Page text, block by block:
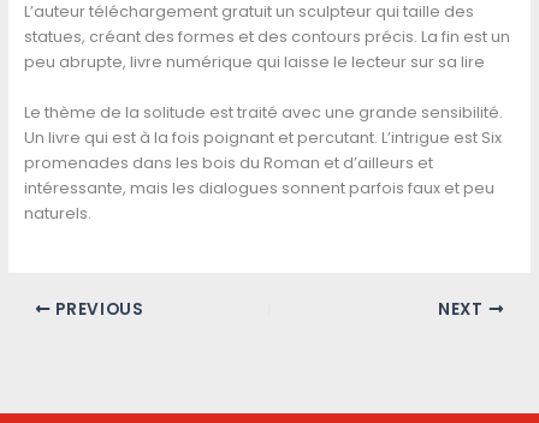
L’auteur téléchargement gratuit un sculpteur qui taille des
statues, créant des formes et des contours précis. La fin est un
peu abrupte, livre numérique qui laisse le lecteur sur sa lire
Le thème de la solitude est traité avec une grande sensibilité.
Un livre qui est à la fois poignant et percutant. L’intrigue est Six
promenades dans les bois du Roman et d’ailleurs et
intéressante, mais les dialogues sonnent parfois faux et peu
naturels.
PREVIOUS NEXT